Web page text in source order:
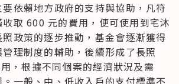
依賴地方政府的支持與協助，凡符
取 600 元的費用，便可使用到宅沐
政策的逐步推動，基金會逐漸獲得
理制度的輔助，後續形成了長照
，根據不同個案的經濟狀況及需